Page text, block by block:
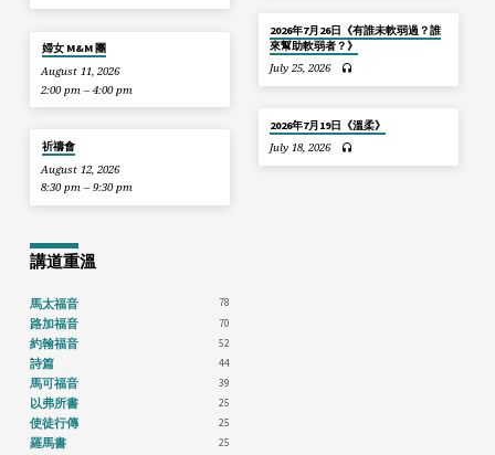
婦女 M&M 團
August 11, 2026
2:00 pm – 4:00 pm
祈禱會
August 12, 2026
8:30 pm – 9:30 pm
2026年7月26日《有誰未軟弱過？誰
來幫助軟弱者？》
July 25, 2026
2026年7月19日《溫柔》
July 18, 2026
講道重溫
馬太福音 78
路加福音 70
約翰福音 52
詩篇 44
馬可福音 39
以弗所書 25
使徒行傳 25
羅馬書 25